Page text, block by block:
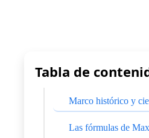
Tabla de
Marco histórico y
Las fórmulas de